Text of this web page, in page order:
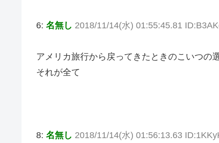
6: 名無し 2018/11/14(水) 01:55:45.81
アメリカ旅行から戻ってきたときのこいつの
それが全て
8: 名無し 2018/11/14(水) 01:56:13.63